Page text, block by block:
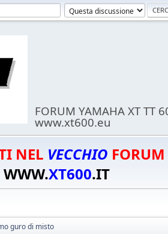
FORUM YAMAHA XT TT
www.xt600.eu
NEL VECCHIO
WWW.XT600.IT
guro di misto